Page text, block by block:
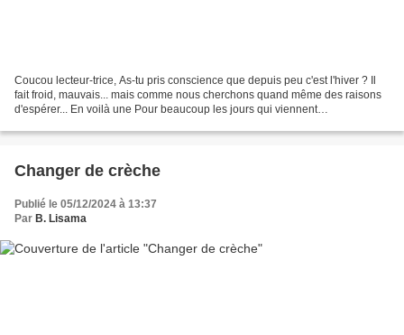
Coucou lecteur-trice, As-tu pris conscience que depuis peu c'est l'hiver ? Il
fait froid, mauvais... mais comme nous cherchons quand même des raisons
d'espérer... En voilà une Pour beaucoup les jours qui viennent
Changer de crèche
Publié le 05/12/2024 à 13:37
Par B. Lisama